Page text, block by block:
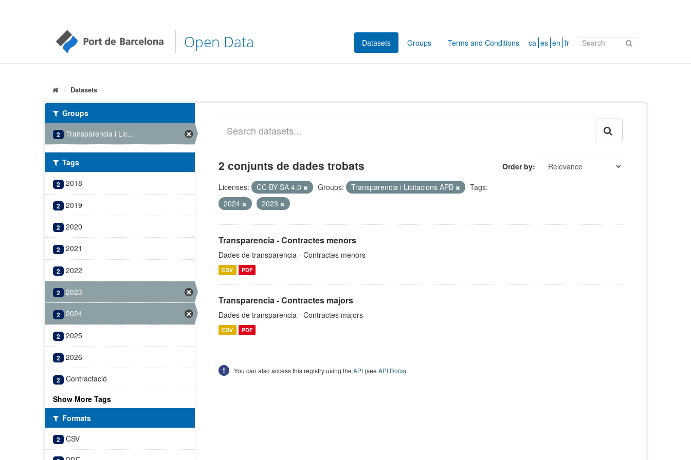
Open Data Datasets Groups Terms and Conditions ca es en fr
Datasets
Groups
2 Transparencia i Lic...
Tags
2 2018
2 2019
2 2020
2 2021
2 2022
2 2023
2 2024
2 2025
2 2026
2
Contractació
Show More Tags
Formats
2 CSV
Order by
2 conjunts de dades trobats
Licenses: CC BY-SA 4.0 Groups: Transparencia i Licitacions APB
Tags:
2024
2023
Transparencia - Contractes menors
Dades de transparencia - Contractes menors
CSV PDF
Transparencia - Contractes majors
Dades de transparencia - Contractes majors
CSV PDF
You can also access this registry using the API (see API Docs).